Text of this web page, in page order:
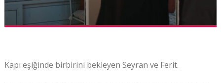
Kapı eşiğinde birbirini bekleyen Seyran ve Ferit.